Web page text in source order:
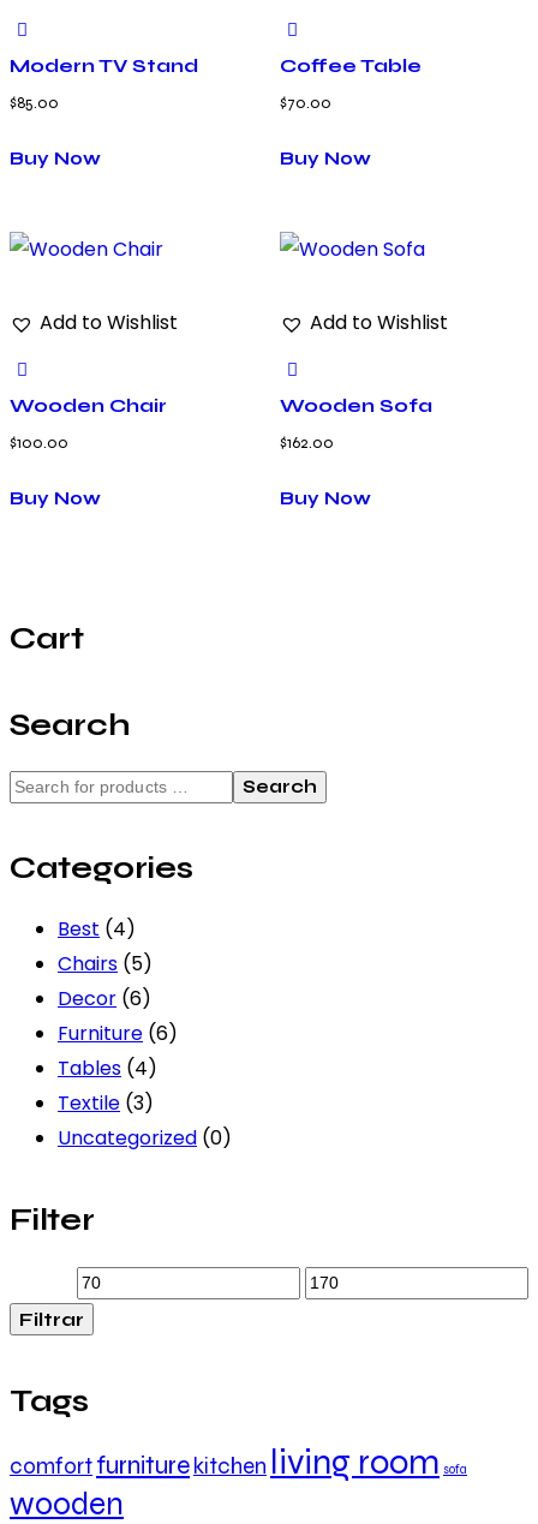
Modern TV Stand
$85.00
Buy Now
Coffee Table
$70.00
Buy Now
Add to Wishlist
Wooden Chair
$100.00
Buy Now
Add to Wishlist
Wooden Sofa
$162.00
Buy Now
Cart
Search
Search
Categories
Best (4)
Chairs (5)
Decor (6)
Furniture (6)
Tables (4)
Textile (3)
Uncategorized (0)
Filter
Preço
mínimo
Preço
Filtrar
Tags
comfortfurniturekitchen living room sofa
wooden